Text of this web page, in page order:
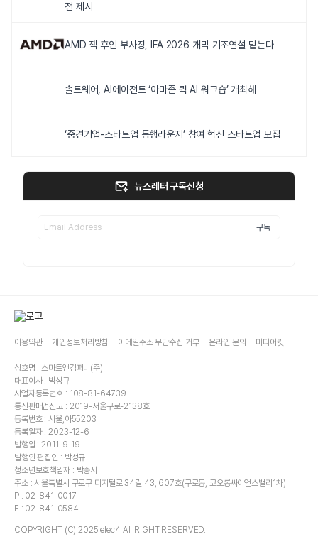
전 제시
AMD 잭 후인 부사장, IFA 2026 개막 기조연설 맡는다
솔트웨어, AI에이전트 ‘아마존 퀵 AI 워크숍’ 개최해
‘중견기업-스타트업 동행라운지’ 참여 혁신 스타트업 모집
뉴스레터 구독신청
구독
이용약관 개인정보처리방침 이메일주소 무단수집 거부 온라인 문의 미디어킷
상호명 : 스마트앤컴퍼니(주)
대표이사 : 박성규
사업자등록번호 : 108-81-64739
통신판매업신고 : 2019-서울구로-2138호
등록번호 : 서울,아55203
등록일자 : 2023-12-6
발행일 : 2011-9-19
발행인·편집인 : 박성규
청소년보호책임자 : 박종서
주소 : 서울특별시 구로구 디지털로 34길 43, 607호(구로동, 코오롱싸이언스밸리1차)
P : 02-841-0017
F : 02-841-0584
COPYRIGHT (C) 2025 elec4 All RIGHT RESERVED.